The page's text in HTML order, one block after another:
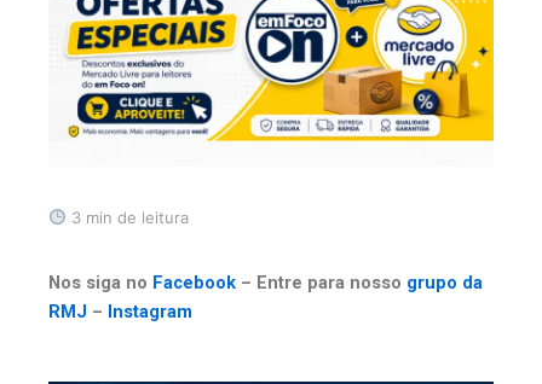
3 min de leitura
Nos siga no Facebook – Entre para nosso grupo da
RMJ – Instagram